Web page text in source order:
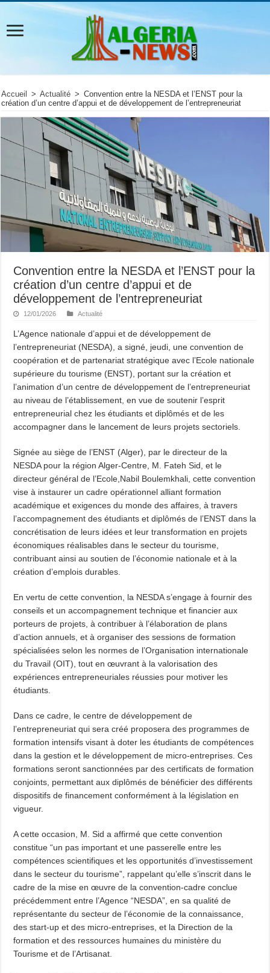
Accueil > Actualité > Convention entre la NESDA et l’ENST pour la
création d’un centre d’appui et de développement de l’entrepreneuriat
Convention entre la NESDA et l’ENST pour la
création d’un centre d’appui et de
développement de l’entrepreneuriat
12/01/2026 Actualité
L’Agence nationale d’appui et de développement de
l’entrepreneuriat (NESDA), a signé, jeudi, une convention de
coopération et de partenariat stratégique avec l’Ecole nationale
supérieure du tourisme (ENST), portant sur la création et
l’animation d’un centre de développement de l’entrepreneuriat
au niveau de l’établissement, en vue de soutenir l’esprit
entrepreneurial chez les étudiants et diplômés et de les
accompagner dans le lancement de leurs projets sectoriels.
Signée au siège de l’ENST (Alger), par le directeur de la
NESDA pour la région Alger-Centre, M. Fateh Sid, et le
directeur général de l’Ecole,Nabil Boulemkhali, cette convention
vise à instaurer un cadre opérationnel alliant formation
académique et exigences du monde des affaires, à travers
l’accompagnement des étudiants et diplômés de l’ENST dans la
concrétisation de leurs idées et leur transformation en projets
économiques réalisables dans le secteur du tourisme,
contribuant ainsi au soutien de l’économie nationale et à la
création d’emplois durables.
En vertu de cette convention, la NESDA s’engage à fournir des
conseils et un accompagnement technique et financier aux
porteurs de projets, à contribuer à l’élaboration de plans
d’action annuels, et à organiser des sessions de formation
spécialisées selon les normes de l’Organisation internationale
du Travail (OIT), tout en œuvrant à la valorisation des
expériences entrepreneuriales réussies pour motiver les
étudiants.
Dans ce cadre, le centre de développement de
l’entrepreneuriat qui sera créé proposera des programmes de
formation intensifs visant à doter les étudiants de compétences
dans la gestion et le développement de micro-entreprises. Ces
formations seront sanctionnées par des certificats de formation
conjoints, permettant aux diplômés de bénéficier des différents
dispositifs de financement conformément à la législation en
vigueur.
A cette occasion, M. Sid a affirmé que cette convention
constitue “un pas important et une passerelle entre les
compétences scientifiques et les opportunités d’investissement
dans le secteur du tourisme”, rappelant qu’elle s’inscrit dans le
cadre de la mise en œuvre de la convention-cadre conclue
précédemment entre l’Agence “NESDA”, en sa qualité de
représentante du secteur de l’économie de la connaissance,
des start-up et des micro-entreprises, et la Direction de la
formation et des ressources humaines du ministère du
Tourisme et de l’Artisanat.